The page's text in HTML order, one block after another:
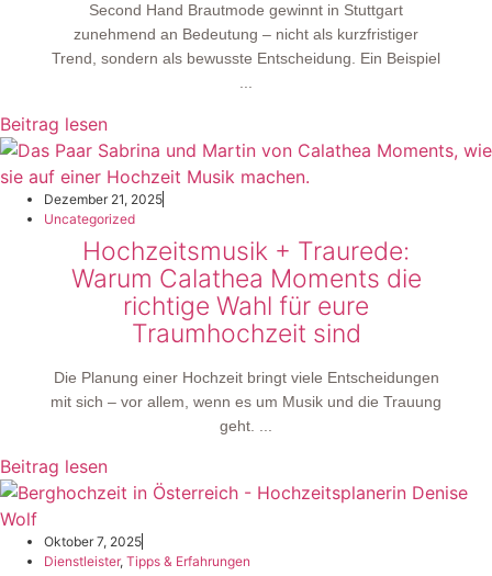
Second Hand Brautmode gewinnt in Stuttgart
zunehmend an Bedeutung – nicht als kurzfristiger
Trend, sondern als bewusste Entscheidung. Ein Beispiel
Beitrag lesen
Dezember 21, 2025
Uncategorized
Hochzeitsmusik + Traurede:
Warum Calathea Moments die
richtige Wahl für eure
Traumhochzeit sind
Die Planung einer Hochzeit bringt viele Entscheidungen
mit sich – vor allem, wenn es um Musik und die Trauung
geht. ...
Beitrag lesen
Oktober 7, 2025
Dienstleister, Tipps & Erfahrungen